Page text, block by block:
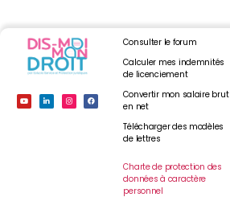
Consulter le forum
Calculer mes indemnités
de licenciement
Convertir mon salaire brut
en net
Télécharger des modèles
de lettres
Charte de protection des
données à caractère
personnel